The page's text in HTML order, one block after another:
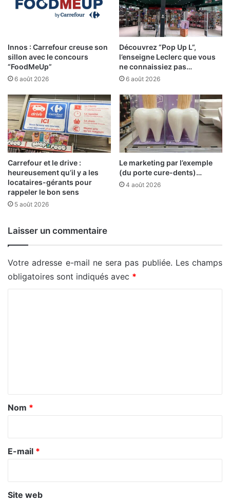
Innos : Carrefour creuse son
sillon avec le concours
“FoodMeUp”
6 août 2026
Découvrez “Pop Up L”,
l’enseigne Leclerc que vous
ne connaissiez pas…
6 août 2026
Carrefour et le drive :
heureusement qu’il y a les
locataires-gérants pour
rappeler le bon sens
5 août 2026
Le marketing par l’exemple
(du porte cure-dents)…
4 août 2026
Laisser un commentaire
Votre adresse e-mail ne sera pas publiée. Les champs
obligatoires sont indiqués avec *
a
r
e
Nom *
E-mail *
Site web